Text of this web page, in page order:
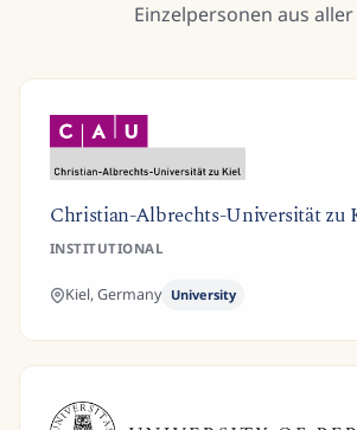
Einzelpersonen aus
Christian-Albrechts-Universität zu
INSTITUTIONAL
Kiel,Germany University